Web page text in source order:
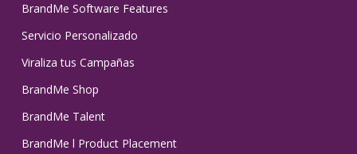
BrandMe Software Features
Servicio Personalizado
Viraliza tus Campañas
BrandMe Shop
BrandMe Talent
BrandMe l Product Placement